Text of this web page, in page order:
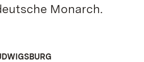
Monarch.